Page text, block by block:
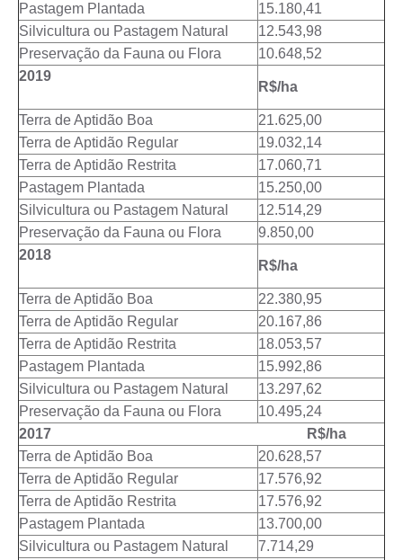
Pastagem Plantada
15.180,41
Silvicultura ou Pastagem Natural
12.543,98
Preservação da Fauna ou Flora
10.648,52
2019
R$/ha
Terra de Aptidão Boa
21.625,00
Terra de Aptidão Regular
19.032,14
Terra de Aptidão Restrita
17.060,71
Pastagem Plantada
15.250,00
Silvicultura ou Pastagem Natural
12.514,29
Preservação da Fauna ou Flora
9.850,00
2018
R$/ha
Terra de Aptidão Boa
22.380,95
Terra de Aptidão Regular
20.167,86
Terra de Aptidão Restrita
18.053,57
Pastagem Plantada
15.992,86
Silvicultura ou Pastagem Natural
13.297,62
Preservação da Fauna ou Flora
10.495,24
2017 R$/ha
Terra de Aptidão Boa
20.628,57
Terra de Aptidão Regular
17.576,92
Terra de Aptidão Restrita
17.576,92
Pastagem Plantada
13.700,00
Silvicultura ou Pastagem Natural
7.714,29